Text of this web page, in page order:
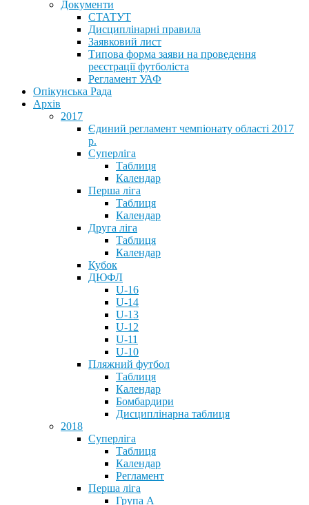
Документи
СТАТУТ
Дисциплінарні правила
Заявковий лист
Типова форма заяви на проведення
реєстрації футболіста
Регламент УАФ
Опікунська Рада
Архів
2017
Єдиний регламент чемпіонату області 2017
р.
Суперліга
Таблиця
Календар
Перша ліга
Таблиця
Календар
Друга ліга
Таблиця
Календар
Кубок
ДЮФЛ
U-16
U-14
U-13
U-12
U-11
U-10
Пляжний футбол
Таблиця
Календар
Бомбардири
Дисциплінарна таблиця
2018
Суперліга
Таблиця
Календар
Регламент
Перша ліга
Група А